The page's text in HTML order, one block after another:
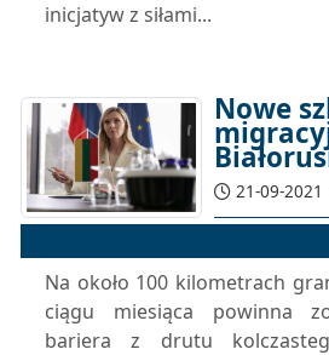
inicjatyw z siłami...
Nowe
21-09-2021
Na około 100 kilometrach
ciągu miesiąca powinna
bariera z drutu